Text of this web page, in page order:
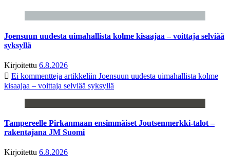
Joensuun uudesta uimahallista kolme kisaajaa – voittaja selviää
syksyllä
Kirjoitettu 6.8.2026
Ei kommentteja artikkeliin Joensuun uudesta uimahallista kolme
kisaajaa – voittaja selviää syksyllä
Tampereelle Pirkanmaan ensimmäiset Joutsenmerkki-talot –
rakentajana JM Suomi
Kirjoitettu 6.8.2026